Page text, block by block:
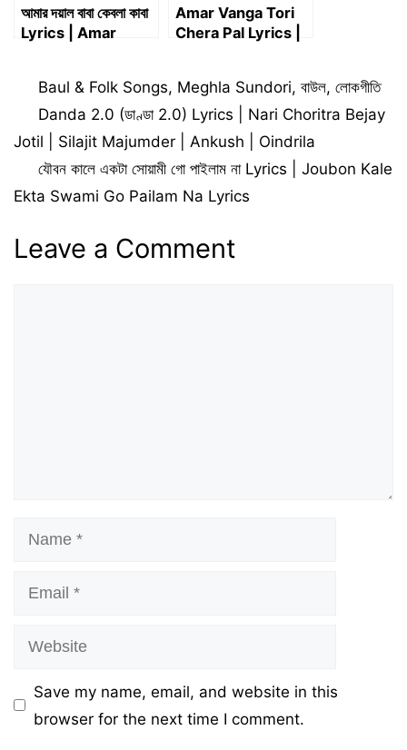
আমার দয়াল বাবা কেবলা কাবা
Lyrics | Amar
Amar Vanga Tori
Chera Pal Lyrics |
Categories
Baul & Folk Songs, Meghla Sundori,বাউল,লোকগীতি
Danda 2.0 (ডাণ্ডা 2.0) Lyrics | Nari Choritra Bejay
Jotil | Silajit Majumder | Ankush | Oindrila
যৌবন কালে একটা সোয়ামী গো পাইলাম না Lyrics | Joubon Kale
Ekta Swami Go Pailam Na Lyrics
Leave a Comment
Name
Email
Website
Save my name, email, and website in this
browser for the next time I comment.